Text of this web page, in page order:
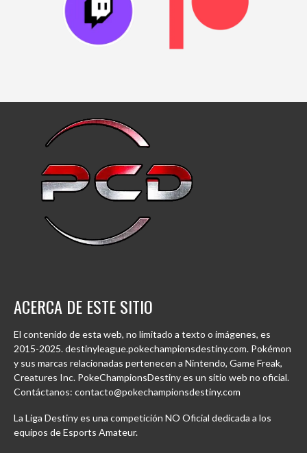
ACERCA DE ESTE SITIO
El contenido de esta web, no limitado a texto o imágenes, es
2015-2025. destinyleague.pokechampionsdestiny.com. Pokémon
y sus marcas relacionadas pertenecen a Nintendo, Game Freak,
Creatures Inc. PokeChampionsDestiny es un sitio web no oficial.
Contáctanos: contacto@pokechampionsdestiny.com
La Liga Destiny es una competición NO Oficial dedicada a los
equipos de Esports Amateur.